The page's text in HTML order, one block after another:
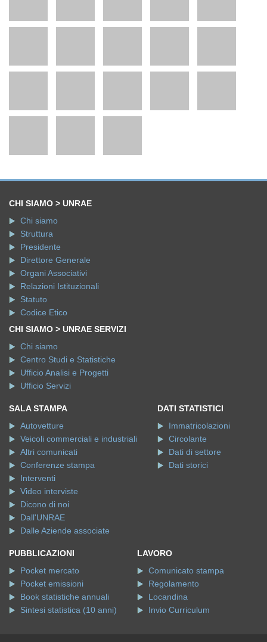
CHI SIAMO > UNRAE
Chi siamo
Struttura
Presidente
Direttore Generale
Organi Associativi
Relazioni Istituzionali
Statuto
Codice Etico
CHI SIAMO > UNRAE SERVIZI
Chi siamo
Centro Studi e Statistiche
Ufficio Analisi e Progetti
Ufficio Servizi
SALA STAMPA
Autovetture
Veicoli commerciali e industriali
Altri comunicati
Conferenze stampa
Interventi
Video interviste
Dicono di noi
Dall'UNRAE
Dalle Aziende associate
DATI STATISTICI
Immatricolazioni
Circolante
Dati di settore
Dati storici
PUBBLICAZIONI
Pocket mercato
Pocket emissioni
Book statistiche annuali
Sintesi statistica (10 anni)
LAVORO
Comunicato stampa
Regolamento
Locandina
Invio Curriculum